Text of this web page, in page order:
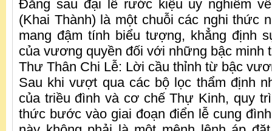
Đằng sau đại lễ rước kiệu uy nghiêm
(Khai Thành) là một chuỗi các nghi thức
mang đậm tính biểu tượng, khẳng định
của vương quyền đối với những bậc minh
Thư Thân Chi Lễ: Lời cầu thỉnh từ bậc
Sau khi vượt qua các bộ lọc thẩm định
của triều đình và cơ chế Thự Kinh, quy
thức bước vào giai đoạn điển lễ cung